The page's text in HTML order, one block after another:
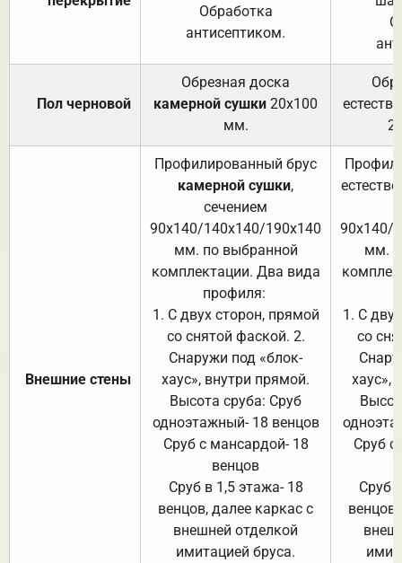
Обработка
антисептиком.
Пол черновой
Обрезная доска
камерной сушки 20х100
мм.
Внешние стены
Профилированный брус
камерной сушки,
сечением
90х140/140х140/190х140
мм. по выбранной
комплектации. Два вида
профиля:
1. С двух сторон, прямой
со снятой фаской. 2.
Снаружи под «блок-
хаус», внутри прямой.
Высота сруба: Сруб
одноэтажный- 18 венцов
Сруб с мансардой- 18
венцов
Сруб в 1,5 этажа- 18
венцов, далее каркас с
внешней отделкой
имитацией бруса.
90х140/
мм.
1. С
со
хаус»,
Сруб с
Сруб